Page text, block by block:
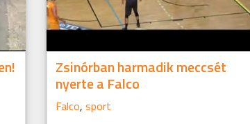
Zsinórban harmadik meccsét
nyerte a Falco
Falco, sport